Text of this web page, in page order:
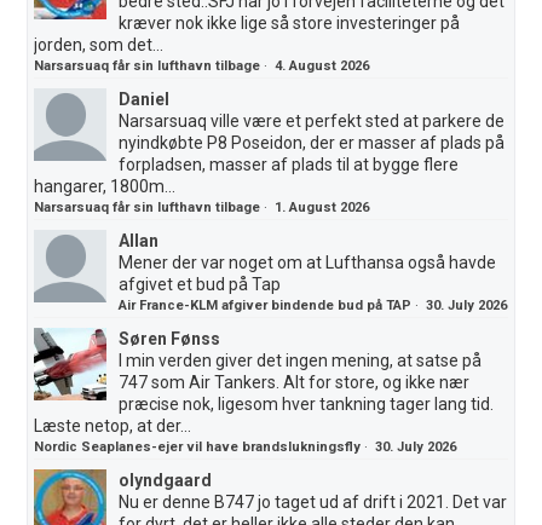
kræver nok ikke lige så store investeringer på
jorden, som det...
Narsarsuaq får sin lufthavn tilbage ·4. August 2026
Daniel
Narsarsuaq ville være et perfekt sted at parkere de
nyindkøbte P8 Poseidon, der er masser af plads på
forpladsen, masser af plads til at bygge flere
hangarer, 1800m...
Narsarsuaq får sin lufthavn tilbage · 1. August 2026
Allan
Mener der var noget om at Lufthansa også havde
afgivet et bud på Tap
Air France-KLM afgiver bindende bud på TAP ·30. July 2026
Søren Fønss
I min verden giver det ingen mening, at satse på
747 som Air Tankers. Alt for store, og ikke nær
præcise nok, ligesom hver tankning tager lang tid.
Læste netop, at der...
Nordic Seaplanes-ejer vil have brandslukningsfly ·30. July 2026
olyndgaard
Nu er denne B747 jo taget ud af drift i 2021. Det var